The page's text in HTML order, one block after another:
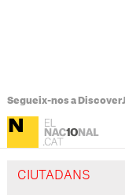
Segueix-nos a Discover
CIUTADANS